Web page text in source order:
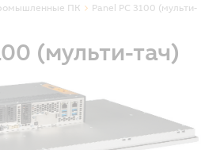
ПК
Panel PC 3100 (мульти-
(мульти-тач)